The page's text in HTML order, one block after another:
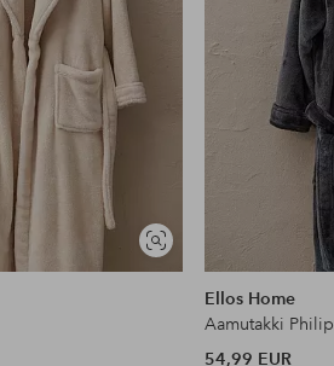
Näytä
samankaltaisia
Ellos Home
Aamutakki Philip
54,99 EUR